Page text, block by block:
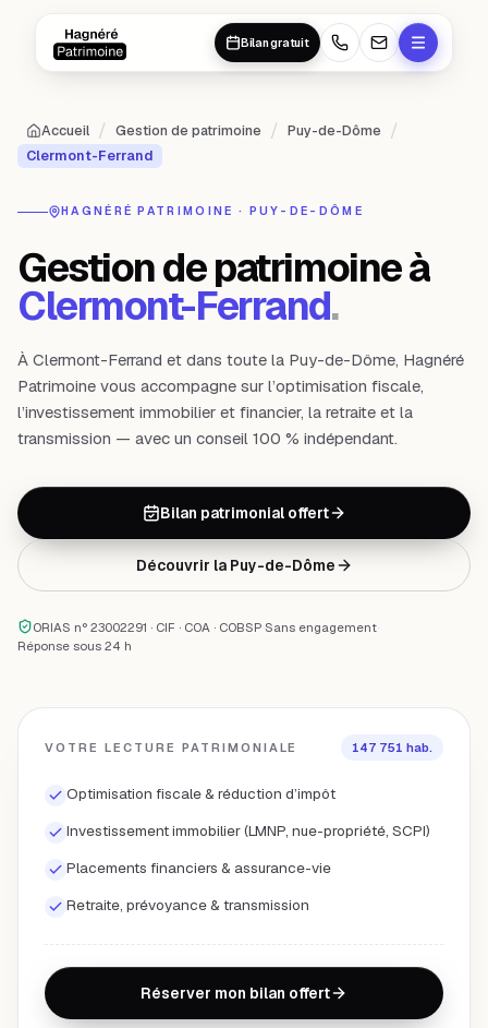
Bilan gratuit
Accueil / Gestion de patrimoine / Puy-de-Dôme /
Clermont-Ferrand
HAGNÉRÉ PATRIMOINE · PUY-DE-DÔME
Gestion de patrimoine à
Clermont-Ferrand.
À Clermont-Ferrand et dans toute la Puy-de-Dôme, Hagnéré
Patrimoine vous accompagne sur l’optimisation fiscale,
l’investissement immobilier et financier, la retraite et la
transmission — avec un conseil 100 % indépendant.
Bilan patrimonial offert
Découvrir la Puy-de-Dôme
ORIAS n° 23002291 · CIF · COA · COBSP·Sans engagement·
Réponse sous 24 h
VOTRE LECTURE PATRIMONIALE 147 751 hab.
Optimisation fiscale & réduction d’impôt
Investissement immobilier (LMNP, nue-propriété, SCPI)
Placements financiers & assurance-vie
Retraite, prévoyance & transmission
Réserver mon bilan offert